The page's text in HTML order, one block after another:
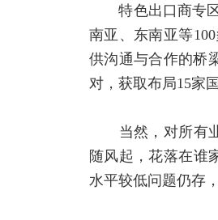
特色出口商专区
南亚、东南亚等
供沟通与合作的桥
对，获取布局15家
当然，对所有业
随风起，花落在谁
水平较低问题仍存